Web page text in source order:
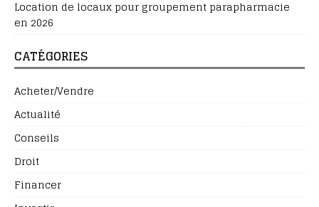
Location de locaux pour groupement parapharmacie
en 2026
CATÉGORIES
Acheter/Vendre
Actualité
Conseils
Droit
Financer